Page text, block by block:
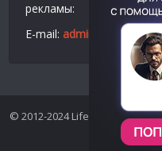
рекламы:
E-mail:
© 2012-2024 LifeInBooks.net -
fb2,